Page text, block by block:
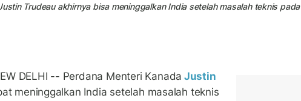
Trudeau akhirnya bisa meninggalkan India setelah masalah teknis pada
DELHI -- Perdana Menteri Kanada Justin
meninggalkan India setelah masalah teknis